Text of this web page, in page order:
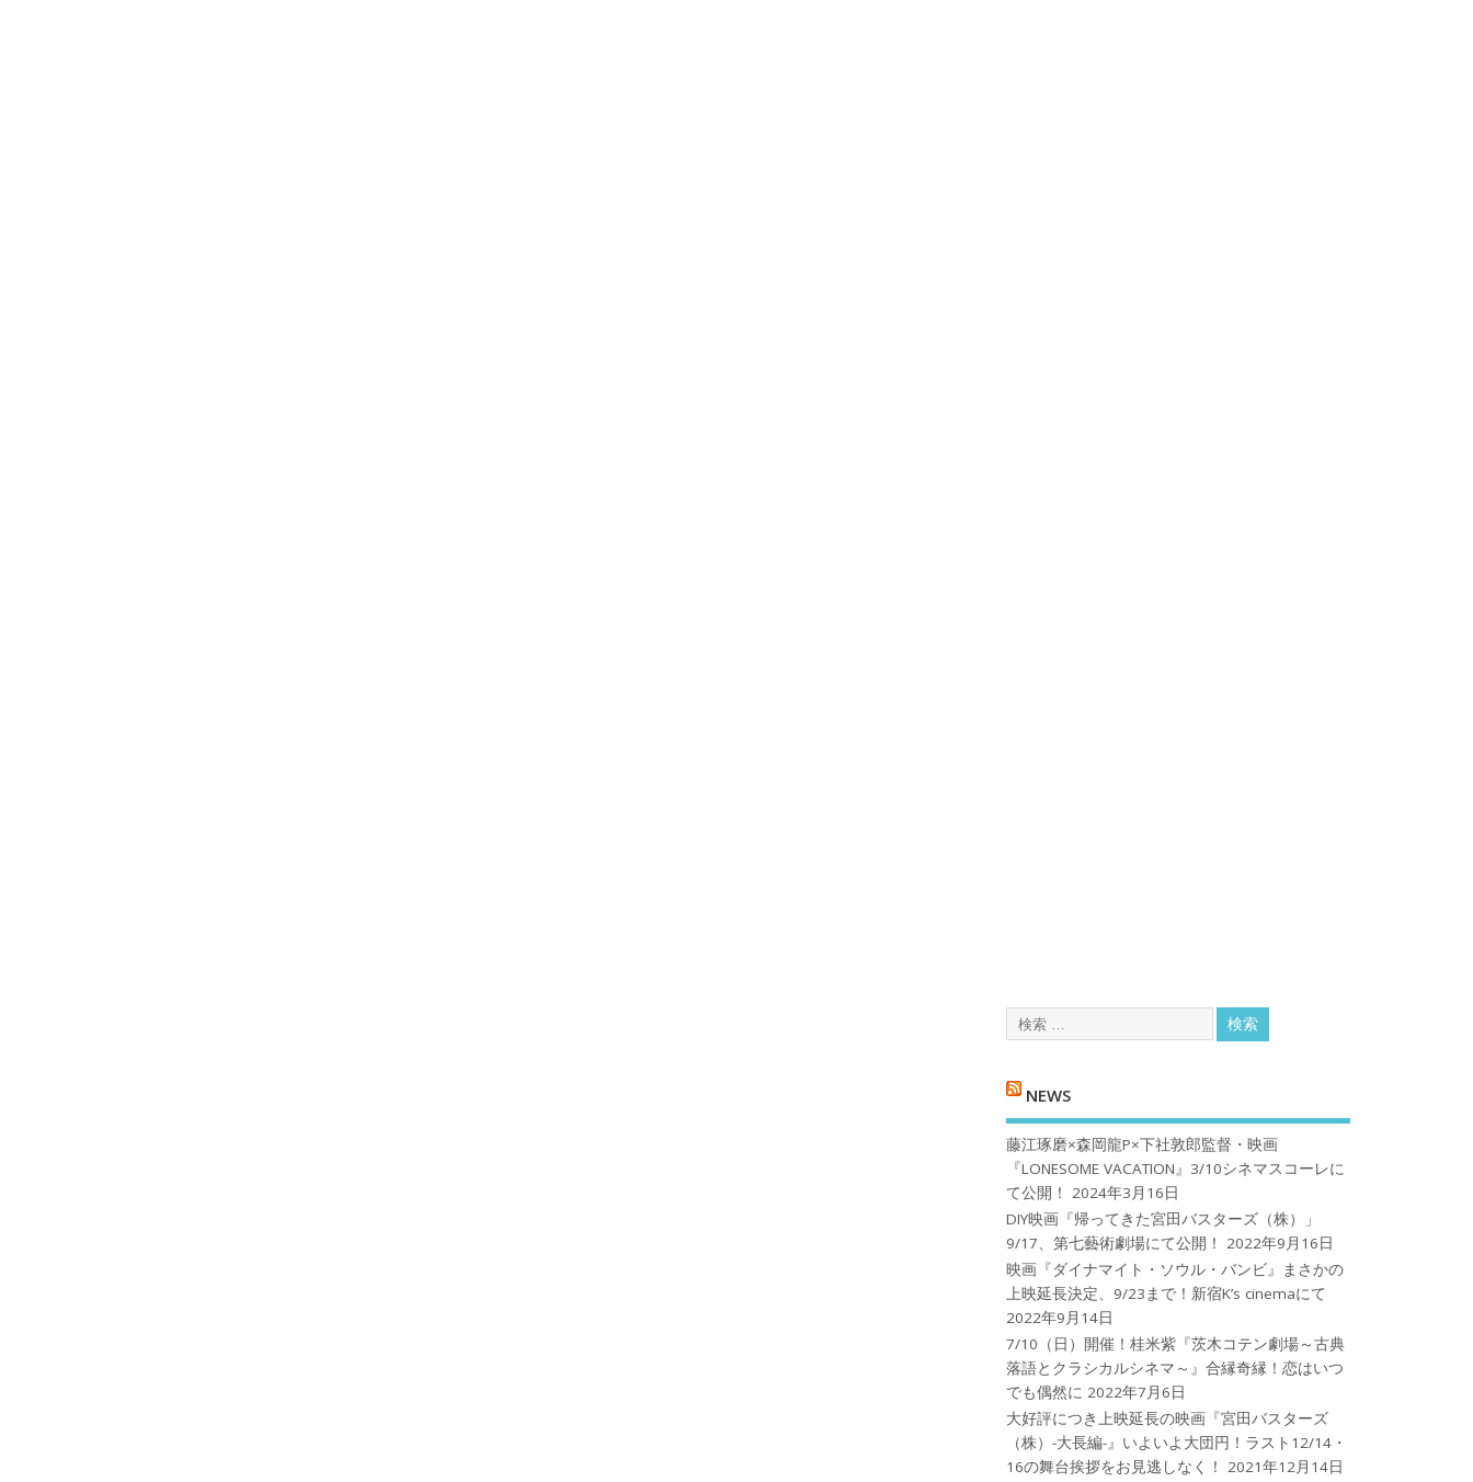
NEWS
藤江琢磨×森岡龍P×下社敦郎監督・映画
『LONESOME VACATION』3/10シネマスコーレに
て公開！
2024年3月16日
DIY映画『帰ってきた宮田バスターズ（株）」
9/17、第七藝術劇場にて公開！
2022年9月16日
映画『ダイナマイト・ソウル・バンビ』まさかの
上映延長決定、9/23まで！新宿K’s cinemaにて
2022年9月14日
7/10（日）開催！桂米紫『茨木コテン劇場～古典
落語とクラシカルシネマ～』合縁奇縁！恋はいつ
でも偶然に 2022年7月6日
大好評につき上映延長の映画『宮田バスターズ
（株）-大長編-』いよいよ大団円！ラスト12/14・
16の舞台挨拶をお見逃しなく！
2021年12月14日